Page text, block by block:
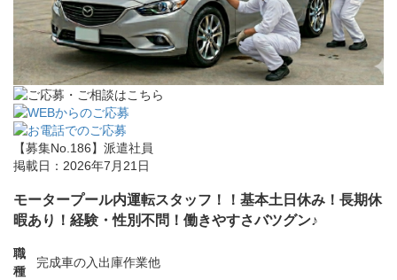
【募集No.186】 派遣社員
掲載日：2026年7月21日
モータープール内運転スタッフ！！基本土日休み！長期休
暇あり！経験・性別不問！働きやすさバツグン♪
職
種
完成車の入出庫作業他